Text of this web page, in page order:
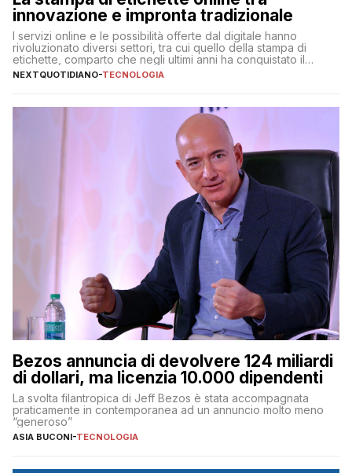
innovazione e impronta tradizionale
I servizi online e le possibilità offerte dal digitale hanno
rivoluzionato diversi settori, tra cui quello della stampa di
etichette, comparto che negli ultimi anni ha conquistato il
mercato quasi come un mondo a sé, indipendentemente dagli
altri prodotti stampati. Sono diverse, infatti, le aziende
proposte e […]
NEXTQUOTIDIANO-TECNOLOGIA
Bezos annuncia di devolvere 124 miliardi
di dollari, ma licenzia 10.000 dipendenti
La svolta filantropica di Jeff Bezos è stata accompagnata
praticamente in contemporanea ad un annuncio molto meno
“generoso”
ASIA BUCONI-TECNOLOGIA